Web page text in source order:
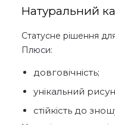
Натуральний
Статусне рішення
Плюси:
довговічність;
унікальний
стійкість до